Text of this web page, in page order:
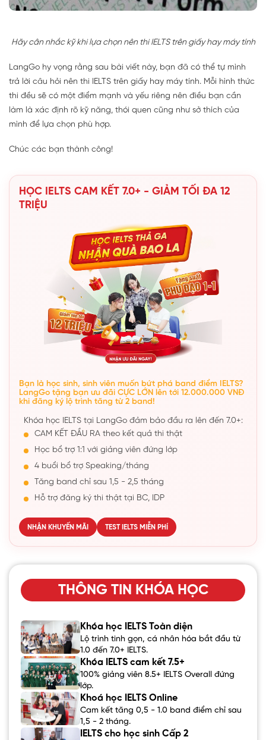
Hãy cân nhắc kỹ khi lựa chọn nên thi IELTS trên giấy hay máy tính
LangGo hy vọng rằng sau bài viết này, bạn đã có thể tự mình
trả lời câu hỏi nên thi IELTS trên giấy hay máy tính. Mỗi hình thức
thi đều sẽ có một điểm mạnh và yếu riêng nên điều bạn cần
làm là xác định rõ kỹ năng, thói quen cũng như sở thích của
mình để lựa chọn phù hợp.
Chúc các bạn thành công!
HỌC IELTS CAM KẾT 7.0+ - GIẢM TỐI ĐA 12
TRIỆU
Bạn là học sinh, sinh viên muốn bứt phá band điểm IELTS?
LangGo tặng bạn ưu đãi CỰC LỚN lên tới 12.000.000 VNĐ
khi đăng ký lộ trình tăng từ 2 band!
Khóa học IELTS tại LangGo đảm bảo đầu ra lên đến 7.0+:
CAM KẾT ĐẦU RA theo kết quả thi thật
Học bổ trợ 1:1 với giảng viên đứng lớp
4 buổi bổ trợ Speaking/tháng
Tăng band chỉ sau 1,5 - 2,5 tháng
Hỗ trợ đăng ký thi thật tại BC, IDP
NHẬN KHUYẾN MÃI TEST IELTS MIỄN PHÍ
THÔNG TIN KHÓA HỌC
Khóa học IELTS Toàn diện
Lộ trình tinh gọn, cá nhân hóa bắt đầu từ
1.0 đến 7.0+ IELTS.
Khóa IELTS cam kết 7.5+
100% giảng viên 8.5+ IELTS Overall đứng
lớp.
Khoá học IELTS Online
Cam kết tăng 0,5 - 1.0 band điểm chỉ sau
1,5 - 2 tháng.
IELTS cho học sinh Cấp 2